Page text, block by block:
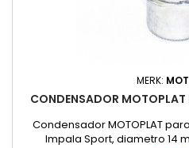
MERK:
CONDENSADOR
Condensador MOTOPLAT
Impala Sport, diametro 14